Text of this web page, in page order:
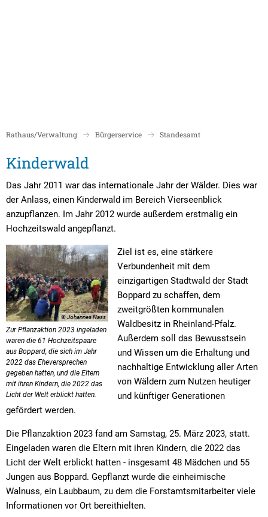
Sitzungskalender
Sitzungsbekanntmachungen
Sitzungstermine und Niederschriften
Textrecherche
Livestream Sitzungen auf Youtube
Wahlergebnisse
Pressemitteilungen
Öffentliche Bekanntmachungen
Ausschreibungen
Bauleitplanung
Baugrundstücke
Straßenausbaupläne
Wiederkehrende Straßenausbaubeiträge
Gewerbe-Anmeldung/Ummeldung/
Gewerberegisterauskunft
Grundsteuerreform
Haushaltsplan
Satzungen und Richtlinien
Gleichstellungsbeauftragte
Freizeit, Kultur und Tourismus
Stadthalle
Museum
Schutzhütten
Vereine und
Bücher-Shop
Anlegezeiten
Rathaus/Verwaltung Bürgerservice Standesamt
Kinderwald
Kinderwald
Das Jahr 2011 war das internationale Jahr der Wälder. Dies war
der Anlass, einen Kinderwald im Bereich Vierseenblick
anzupflanzen. Im Jahr 2012 wurde außerdem erstmalig ein
Hochzeitswald angepflanzt.
© Johannes Nass
Zur Pflanzaktion 2023 ingeladen
waren die 61 Hochzeitspaare
aus Boppard, die sich im Jahr
2022 das Eheversprechen
gegeben hatten, und die Eltern
mit ihren Kindern, die 2022 das
Licht der Welt erblickt hatten.
Ziel ist es, eine stärkere
Verbundenheit mit dem
einzigartigen Stadtwald der Stadt
Boppard zu schaffen, dem
zweitgrößten kommunalen
Waldbesitz in Rheinland-Pfalz.
Außerdem soll das Bewusstsein
und Wissen um die Erhaltung und
nachhaltige Entwicklung aller Arten
von Wäldern zum Nutzen heutiger
und künftiger Generationen
gefördert werden.
Die Pflanzaktion 2023 fand am Samstag, 25. März 2023, statt.
Eingeladen waren die Eltern mit ihren Kindern, die 2022 das
Licht der Welt erblickt hatten - insgesamt 48 Mädchen und 55
Jungen aus Boppard. Gepflanzt wurde die einheimische
Walnuss, ein Laubbaum, zu dem die Forstamtsmitarbeiter viele
Informationen vor Ort bereithielten.